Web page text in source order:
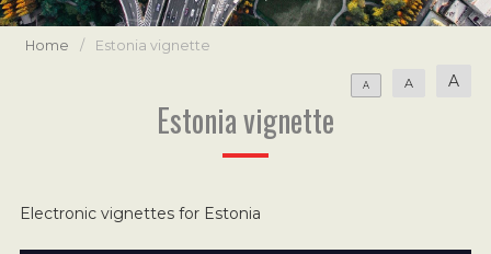
Home / Estonia vignette
A A A
Estonia vignette
Electronic vignettes for Estonia